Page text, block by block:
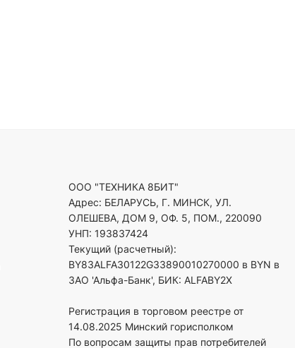
ООО "ТЕХНИКА 8БИТ"
Адрес: БЕЛАРУСЬ, Г. МИНСК, УЛ.
ОЛЕШЕВА, ДОМ 9, ОФ. 5, ПОМ., 220090
УНП: 193837424
Текущий (расчетный):
BY83ALFA30122G33890010270000 в BYN в
ЗАО 'Альфа-Банк', БИК: ALFABY2X
Регистрация в торговом реестре от
14.08.2025 Минский горисполком
По вопросам защиты прав потребителей